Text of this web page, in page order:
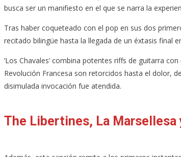
busca ser un manifiesto en el que se narra la
Tras haber coqueteado con el pop en sus dos
recitado bilingüe hasta la llegada de un éxtasis final
‘Los Chavales’ combina potentes riffs de guitarra
Revolución Francesa son retorcidos hasta el dolor,
disimulada invocación fue atendida.
The Libertines, La Marsellesa